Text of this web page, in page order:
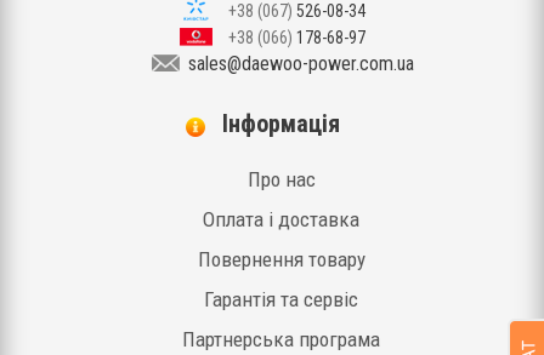
+38 (067) 526-08-34
+38 (066) 178-68-97
sales@daewoo-power.com.ua
Iнформація
Про нас
Оплата і доставка
Повернення товару
Гарантія та сервіс
Партнерська програма